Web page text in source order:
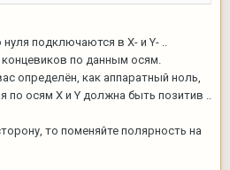
подключаются в Х- и Y- ..
по данным осям.
определён, как аппаратный ноль,
по осям Х и Y должна быть позитив ..
то поменяйте полярность на